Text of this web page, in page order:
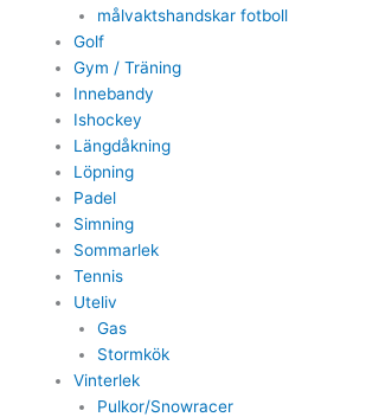
målvaktshandskar fotboll
Golf
Gym / Träning
Innebandy
Ishockey
Längdåkning
Löpning
Padel
Simning
Sommarlek
Tennis
Uteliv
Gas
Stormkök
Vinterlek
Pulkor/Snowracer